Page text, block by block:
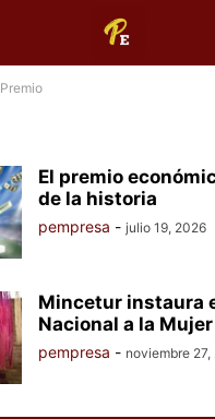
Premio
El premio
de la historia
pempresa - julio 19, 2026
Mincetur instaura
Nacional a la
pempresa - noviembre 27,